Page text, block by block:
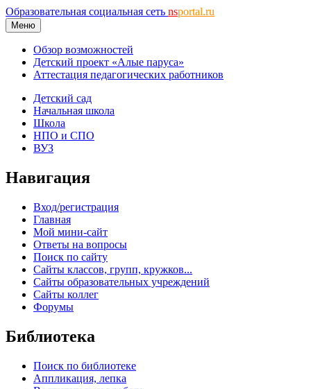
Образовательная социальная сеть nsportal.ru
Меню
Обзор возможностей
Детский проект «Алые паруса»
Аттестация педагогических работников
Детский сад
Начальная школа
Школа
НПО и СПО
ВУЗ
Навигация
Вход/регистрация
Главная
Мой мини-сайт
Ответы на вопросы
Поиск по сайту
Сайты классов, групп, кружков...
Сайты образовательных учреждений
Сайты коллег
Форумы
Библиотека
Поиск по библиотеке
Аппликация, лепка